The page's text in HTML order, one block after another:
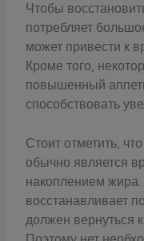
Чтобы
потребляет
может привести к
Кроме того,
повышенный
способствовать
Стоит отметить,
обычно является
накоплением
восстанавливает
должен вернуться